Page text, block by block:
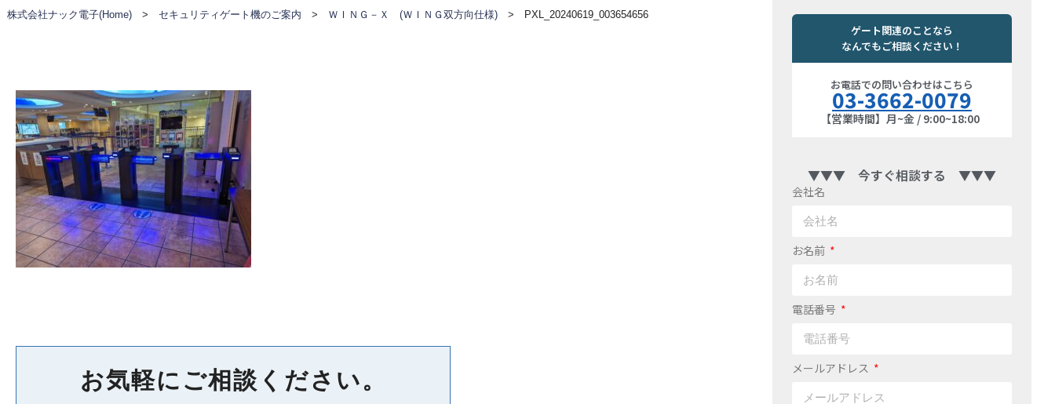
株式会社ナック電子(Home) > セキュリティゲート機のご案内 > ＷＩＮＧ－Ｘ (ＷＩＮＧ双方向仕様) > PXL_20240619_003654656
お気軽にご相談ください。
ゲート関連のことなら
なんでもご相談ください！
お電話での問い合わせはこちら
03-3662-0079
【営業時間】月~金 / 9:00~18:00
▼▼▼ 今すぐ相談する ▼▼▼
会社名
お名前
電話番号
メールアドレス